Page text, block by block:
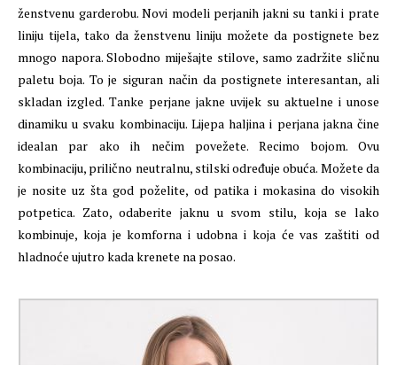
ženstvenu garderobu. Novi modeli perjanih jakni su tanki i prate
liniju tijela, tako da ženstvenu liniju možete da postignete bez
mnogo napora. Slobodno miješajte stilove, samo zadržite sličnu
paletu boja. To je siguran način da postignete interesantan, ali
skladan izgled. Tanke perjane jakne uvijek su aktuelne i unose
dinamiku u svaku kombinaciju. Lijepa haljina i perjana jakna čine
idealan par ako ih nečim povežete. Recimo bojom. Ovu
kombinaciju, prilično neutralnu, stilski određuje obuća. Možete da
je nosite uz šta god poželite, od patika i mokasina do visokih
potpetica. Zato, odaberite jaknu u svom stilu, koja se lako
kombinuje, koja je komforna i udobna i koja će vas zaštiti od
hladnoće ujutro kada krenete na posao.